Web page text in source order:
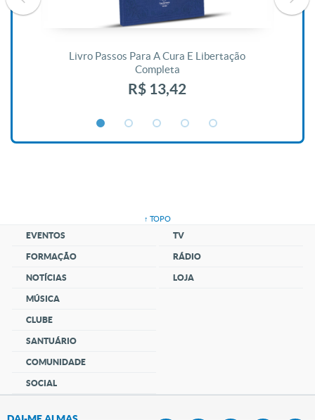
Livro Passos Para A Cura E Libertação
Completa
R$ 13,42
↑ TOPO
EVENTOS
FORMAÇÃO
NOTÍCIAS
MÚSICA
CLUBE
SANTUÁRIO
COMUNIDADE
SOCIAL
TV
RÁDIO
LOJA